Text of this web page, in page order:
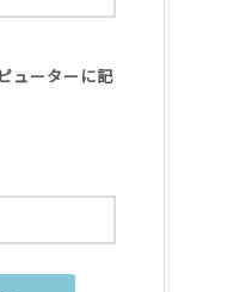
ューターに記